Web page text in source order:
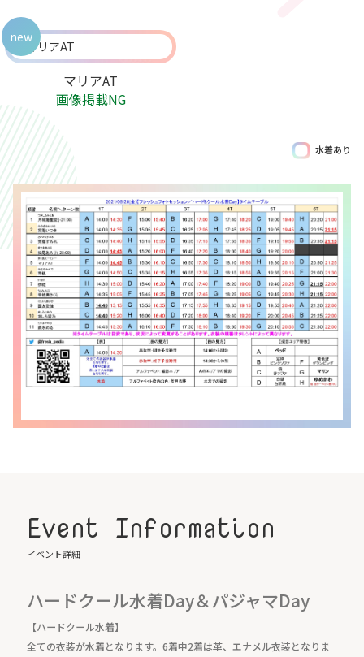
マリアAT
画像掲載NG
new
水着あり
Event Information
イベント詳細
ハードクール水着Day＆パジャマDay
【ハードクール水着】
全ての衣装が水着となります。6着中2着は革、エナメル衣装となりま